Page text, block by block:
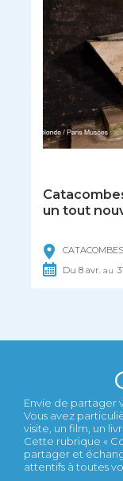
un tout
Du8avr. au
Envie de partager
Vous avez
visite, un film, un
Cette rubrique «
partager et
attentifs à toutes